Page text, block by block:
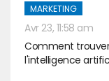
MARKETING
Avr 23, 11:58 am
Comment
l'intelligence